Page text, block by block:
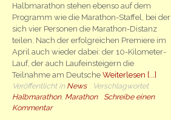
Halbmarathon stehen ebenso auf dem
Programm wie die Marathon-Staffel, bei der
sich vier Personen die Marathon-Distanz
teilen. Nach der erfolgreichen Premiere im
April auch wieder dabei: der 10-Kilometer-
Lauf, der auch Laufeinsteigern die
Teilnahme am DeutscheWeiterlesen [...]
Veröffentlicht in News
Verschlagwortet
Halbmarathon, Marathon
Schreibe einen
Kommentar